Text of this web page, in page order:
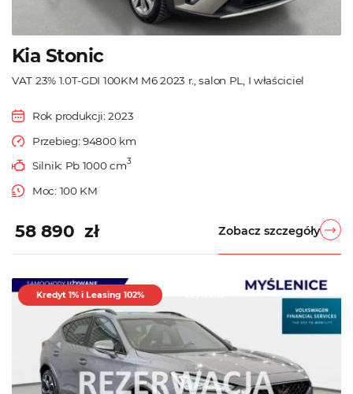
Kia Stonic
VAT 23% 1.0T-GDI 100KM M6 2023 r., salon PL, I właściciel
Rok produkcji: 2023
Przebieg: 94800 km
Silnik: Pb 1000 cm3
Moc: 100 KM
58 890 zł Zobacz szczegóły
Kredyt 1% i Leasing 102%